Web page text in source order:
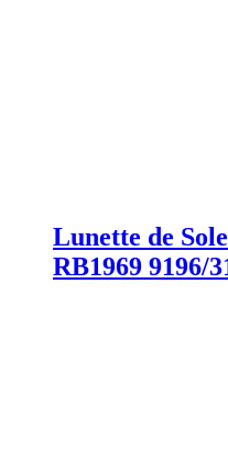
Lunette de
RB1969 9196/